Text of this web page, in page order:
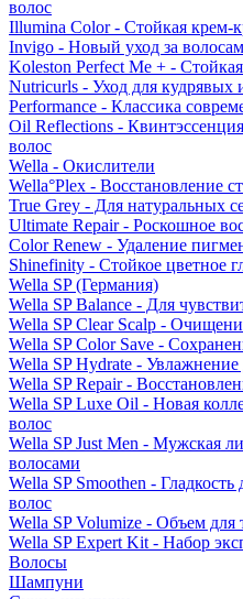
волос
Illumina Color - Стойкая крем-
Invigo - Новый уход за
Koleston Perfect Me + -
Nutricurls - Уход для кудрявых
Performance - Классика
Oil Reflections -
волос
Wella - Окислители
Wella°Plex - Восстановление
True Grey - Для натуральных
Ultimate Repair - Роскошное
Color Renew - Удаление
Shinefinity - Стойкое цветное
Wella SP (Германия)
Wella SP Balance - Для
Wella SP Clear Scalp -
Wella SP Color Save -
Wella SP Hydrate -
Wella SP Repair -
Wella SP Luxe Oil - Новая
волос
Wella SP Just Men - Мужская
волосами
Wella SP Smoothen -
волос
Wella SP Volumize - Объем для
Wella SP Expert Kit - Набор
Волосы
Шампуни